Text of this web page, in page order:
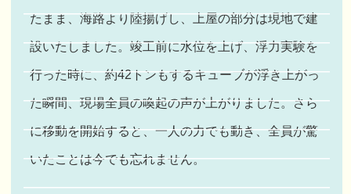
たまま、海路より陸揚げし、上屋の部分は現地で建
設いたしました。竣工前に水位を上げ、浮力実験を
行った時に、約42トンもするキューブが浮き上がっ
た瞬間、現場全員の喚起の声が上がりました。さら
に移動を開始すると、一人の力でも動き、全員が驚
いたことは今でも忘れません。